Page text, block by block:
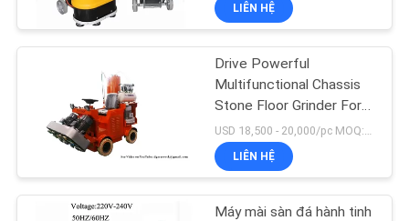
TRANG
WEB
PRIVACY
POLICYMáy nghiền đá
LIÊN HỆ
Drive Powerful
Multifunctional Chassis
Stone Floor Grinder For
Marble
LIÊN HỆ
Máy mài sàn đá hành tinh